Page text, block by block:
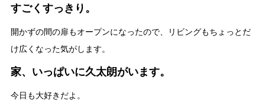
すごくすっきり。
開かずの間の扉もオープンになったので、リビングもちょっとだ
け広くなった気がします。
家、いっぱいに久太朗がいます。
今日も大好きだよ。